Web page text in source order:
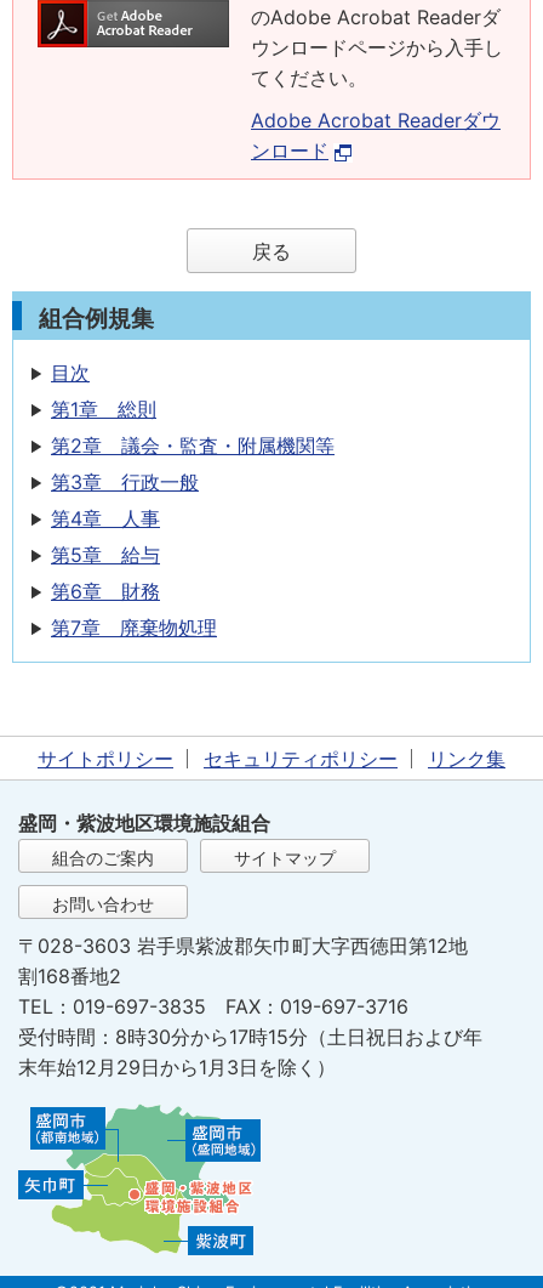
のAdobe Acrobat Readerダ
ウンロードページから入手し
てください。
Adobe Acrobat Readerダウ
ンロード
戻る
組合例規集
目次
第1章 総則
第2章 議会・監査・附属機関等
第3章 行政一般
第4章 人事
第5章 給与
第6章 財務
第7章 廃棄物処理
サイトポリシー セキュリティポリシー リンク集
盛岡・紫波地区環境施設組合
組合のご案内 サイトマップ
お問い合わせ
〒028-3603 岩手県紫波郡矢巾町大字西徳田第12地
割168番地2
TEL：019-697-3835 FAX：019-697-3716
受付時間：8時30分から17時15分（土日祝日および年
末年始12月29日から1月3日を除く）